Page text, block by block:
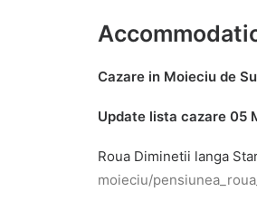
Cazare in Moieciu de
Update lista cazare 05
Roua Diminetii langa
moieciu/